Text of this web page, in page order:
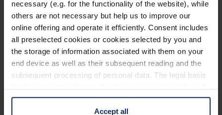
necessary (e.g. for the functionality of the website), while
others are not necessary but help us to improve our
online offering and operate it efficiently. Consent includes
all preselected cookies or cookies selected by you and
the storage of information associated with them on your
end device as well as their subsequent reading and the
subsequent processing of personal data. The legal basis
information is Art. 25 para. 1 TDDDG and with regard to
the processing of personal data Art. 6 para. 1 lit. a
Accept all
Lieferung im schwarzen Reißverschlussetui.
Anwendung
Abmessungen
Optische Daten